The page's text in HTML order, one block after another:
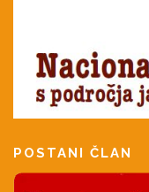
POSTANI ČLAN